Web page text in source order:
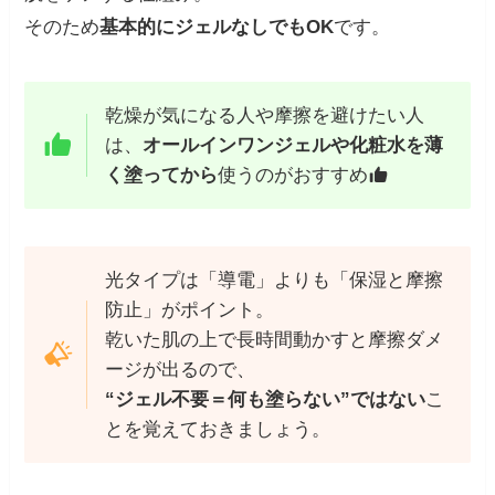
そのため基本的にジェルなしでもOKです。
乾燥が気になる人や摩擦を避けたい人
は、 オールインワンジェルや化粧水を薄
く塗ってから使うのがおすすめ
光タイプは「導電」よりも「保湿と摩擦
防止」がポイント。
乾いた肌の上で長時間動かすと摩擦ダメ
ージが出るので、
“ジェル不要＝何も塗らない”ではないこ
とを覚えておきましょう。